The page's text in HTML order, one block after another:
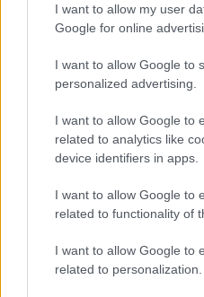
I want to allow my user
Google for online
I want to allow Google to
personalized advertising.
I want to allow Google to
related to analytics like
device identifiers in apps.
I want to allow Google to
related to functionality of
I want to allow Google to
related to personalization.
Mert hamar csonkig
OPNI jogutód vagy, ha így
14 éve
done ;)
14 éve
az összes like eltűnt a